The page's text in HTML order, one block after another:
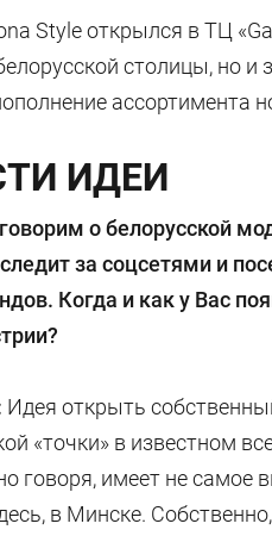
Style открылся в ТЦ
столицы, но
ассортимента
ИДЕИ
о белорусской
следит за соцсетями и
Когда и как у Вас
Идея открыть
«точки» в известном
говоря, имеет не
в Минске.